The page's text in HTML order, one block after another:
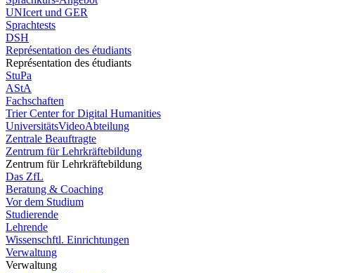
UNIcert und GER
Sprachtests
DSH
Représentation des étudiants
Représentation des étudiants
StuPa
AStA
Fachschaften
Trier Center for Digital Humanities
UniversitätsVideoAbteilung
Zentrale Beauftragte
Zentrum für Lehrkräftebildung
Zentrum für Lehrkräftebildung
Das ZfL
Beratung & Coaching
Vor dem Studium
Studierende
Lehrende
Wissenschftl. Einrichtungen
Verwaltung
Verwaltung